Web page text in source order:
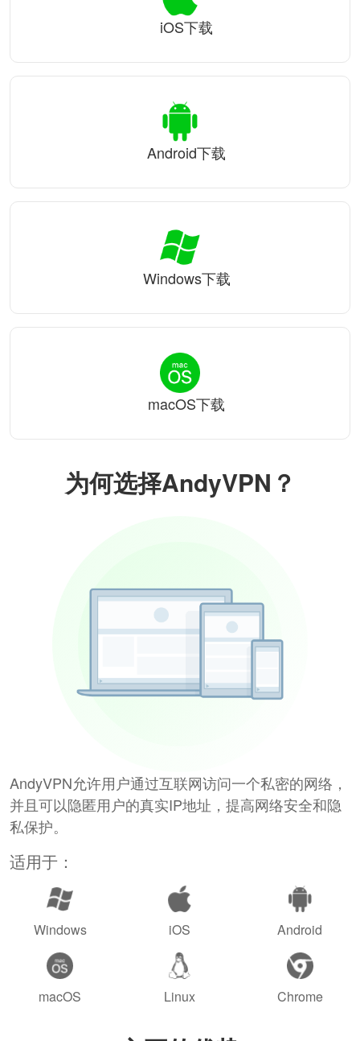
为何选择AndyVPN？
AndyVPN允许用户通过互联网访问一个私密的网络，
并且可以隐匿用户的真实IP地址，提高网络安全和隐
私保护。
适用于：
Windows iOS Android
macOS Linux Chrome
iOS下载
Android下载
Windows下载
macOS下载